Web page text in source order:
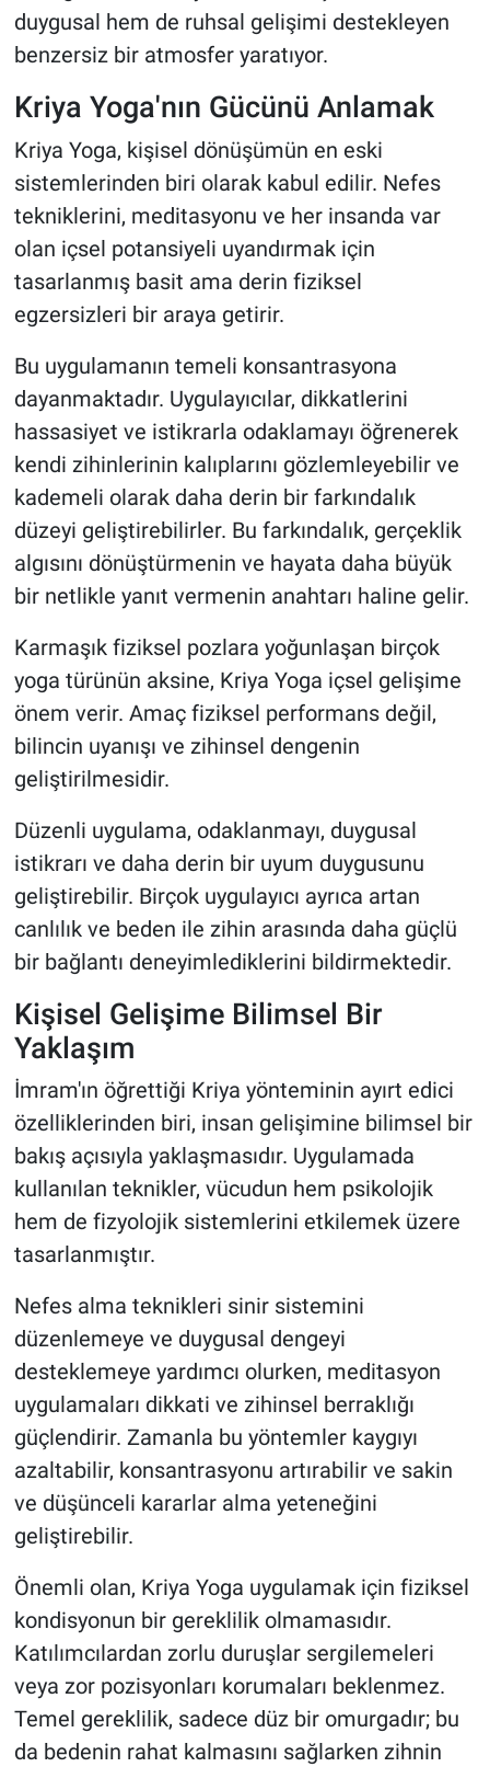
duygusal hem de ruhsal gelişimi destekleyen
benzersiz bir atmosfer yaratıyor.
Kriya Yoga'nın Gücünü Anlamak
Kriya Yoga, kişisel dönüşümün en eski
sistemlerinden biri olarak kabul edilir. Nefes
tekniklerini, meditasyonu ve her insanda var
olan içsel potansiyeli uyandırmak için
tasarlanmış basit ama derin fiziksel
egzersizleri bir araya getirir.
Bu uygulamanın temeli konsantrasyona
dayanmaktadır. Uygulayıcılar, dikkatlerini
hassasiyet ve istikrarla odaklamayı öğrenerek
kendi zihinlerinin kalıplarını gözlemleyebilir ve
kademeli olarak daha derin bir farkındalık
düzeyi geliştirebilirler. Bu farkındalık, gerçeklik
algısını dönüştürmenin ve hayata daha büyük
bir netlikle yanıt vermenin anahtarı haline gelir.
Karmaşık fiziksel pozlara yoğunlaşan birçok
yoga türünün aksine, Kriya Yoga içsel gelişime
önem verir. Amaç fiziksel performans değil,
bilincin uyanışı ve zihinsel dengenin
geliştirilmesidir.
Düzenli uygulama, odaklanmayı, duygusal
istikrarı ve daha derin bir uyum duygusunu
geliştirebilir. Birçok uygulayıcı ayrıca artan
canlılık ve beden ile zihin arasında daha güçlü
bir bağlantı deneyimlediklerini bildirmektedir.
Kişisel Gelişime Bilimsel Bir
Yaklaşım
İmram'ın öğrettiği Kriya yönteminin ayırt edici
özelliklerinden biri, insan gelişimine bilimsel bir
bakış açısıyla yaklaşmasıdır. Uygulamada
kullanılan teknikler, vücudun hem psikolojik
hem de fizyolojik sistemlerini etkilemek üzere
tasarlanmıştır.
Nefes alma teknikleri sinir sistemini
düzenlemeye ve duygusal dengeyi
desteklemeye yardımcı olurken, meditasyon
uygulamaları dikkati ve zihinsel berraklığı
güçlendirir. Zamanla bu yöntemler kaygıyı
azaltabilir, konsantrasyonu artırabilir ve sakin
ve düşünceli kararlar alma yeteneğini
geliştirebilir.
Önemli olan, Kriya Yoga uygulamak için fiziksel
kondisyonun bir gereklilik olmamasıdır.
Katılımcılardan zorlu duruşlar sergilemeleri
veya zor pozisyonları korumaları beklenmez.
Temel gereklilik, sadece düz bir omurgadır; bu
da bedenin rahat kalmasını sağlarken zihnin